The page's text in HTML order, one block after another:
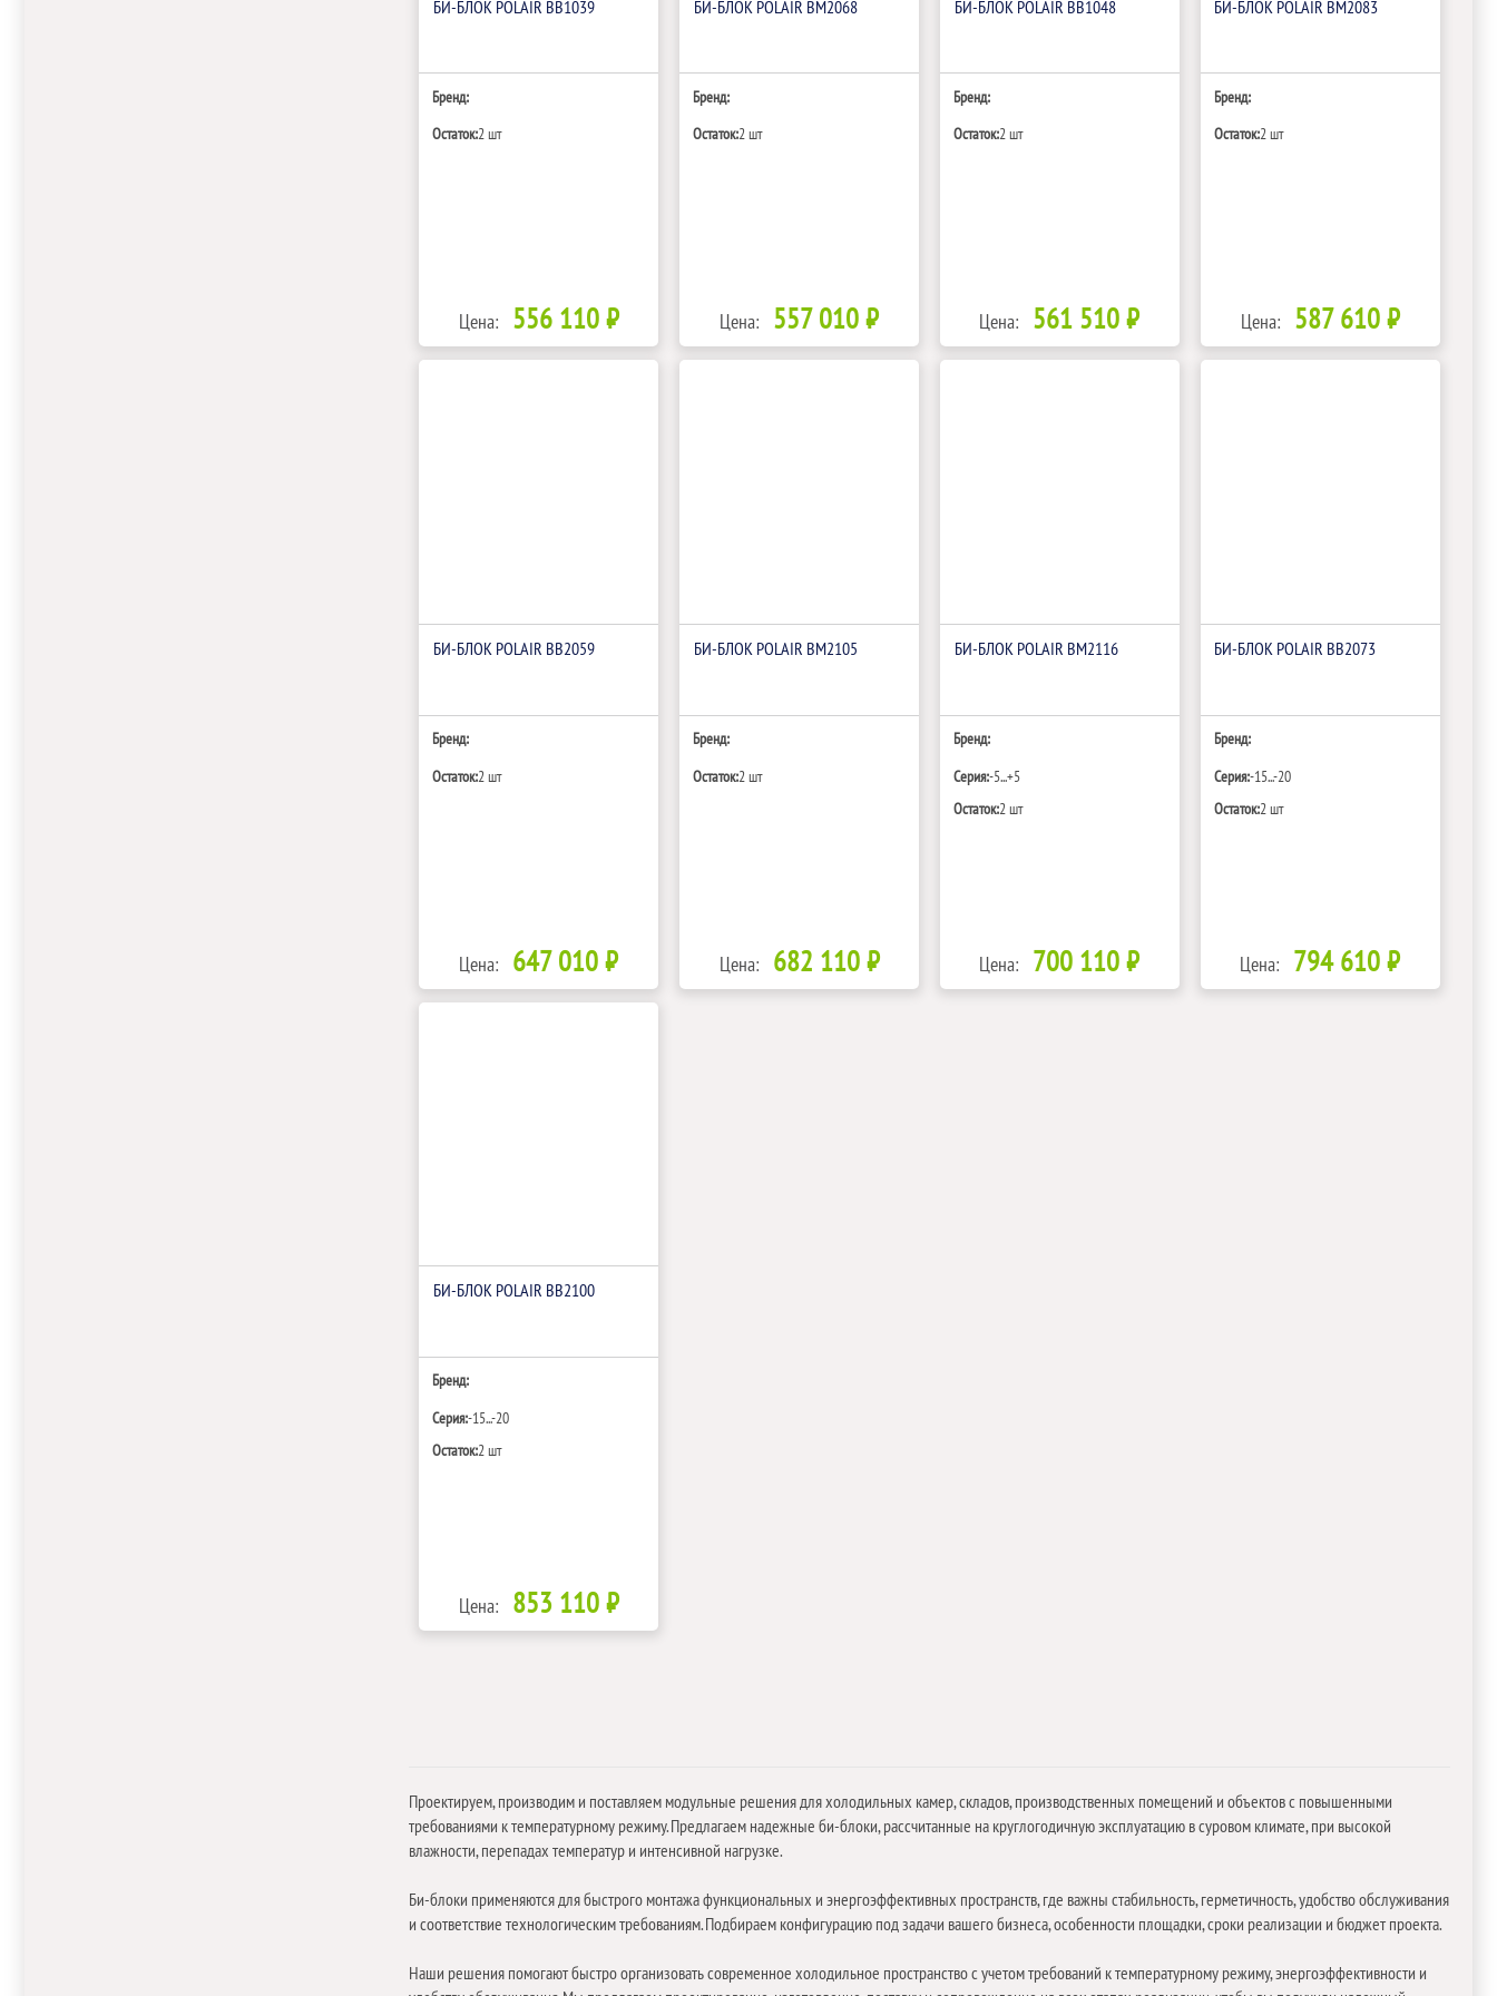
БИ‑БЛОК POLAIR BB1039
Бренд:
Остаток:2 шт
Цена: 556 110 ₽
БИ‑БЛОК POLAIR BM2068
Бренд:
Остаток:2 шт
Цена: 557 010 ₽
БИ‑БЛОК POLAIR BB1048
Бренд:
Остаток:2 шт
Цена: 561 510 ₽
БИ‑БЛОК POLAIR BM2083
Бренд:
Остаток:2 шт
Цена: 587 610 ₽
БИ‑БЛОК POLAIR BB2059
Бренд:
Остаток:2 шт
Цена: 647 010 ₽
БИ‑БЛОК POLAIR BM2105
Бренд:
Остаток:2 шт
Цена: 682 110 ₽
БИ‑БЛОК POLAIR BM2116
Бренд:
Серия:-5...+5
Остаток:2 шт
Цена: 700 110 ₽
БИ‑БЛОК POLAIR BB2073
Бренд:
Серия:-15...-20
Остаток:2 шт
Цена: 794 610 ₽
БИ‑БЛОК POLAIR BB2100
Бренд:
Серия:-15...-20
Остаток:2 шт
Цена: 853 110 ₽
Проектируем, производим и поставляем модульные решения для холодильных камер, складов, производственных помещений и объектов с повышенными
требованиями к температурному режиму. Предлагаем надежные би-блоки, рассчитанные на круглогодичную эксплуатацию в суровом климате, при высокой
влажности, перепадах температур и интенсивной нагрузке.
Би-блоки применяются для быстрого монтажа функциональных и энергоэффективных пространств, где важны стабильность, герметичность, удобство обслуживания
и соответствие технологическим требованиям. Подбираем конфигурацию под задачи вашего бизнеса, особенности площадки, сроки реализации и бюджет проекта.
Наши решения помогают быстро организовать современное холодильное пространство с учетом требований к температурному режиму, энергоэффективности и